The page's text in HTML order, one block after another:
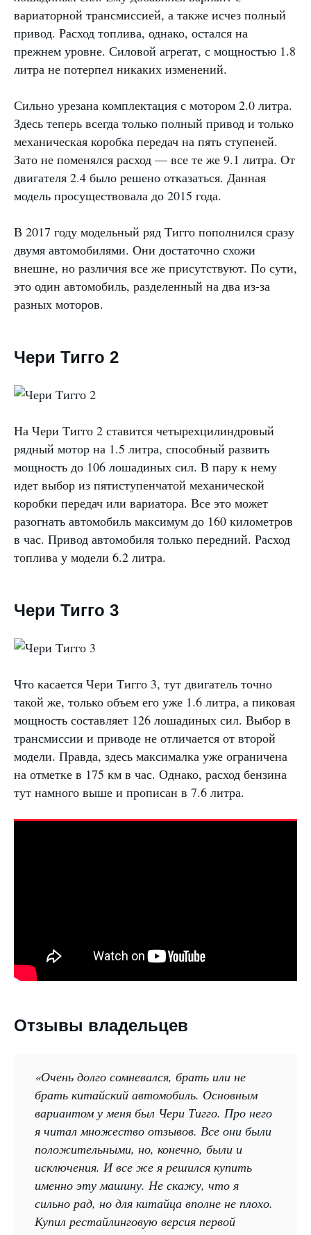
вариаторной трансмиссией, а также исчез полный
привод. Расход топлива, однако, остался на
прежнем уровне. Силовой агрегат, с мощностью 1.8
литра не потерпел никаких изменений.
Сильно урезана комплектация с мотором 2.0 литра.
Здесь теперь всегда только полный привод и только
механическая коробка передач на пять ступеней.
Зато не поменялся расход — все те же 9.1 литра. От
двигателя 2.4 было решено отказаться. Данная
модель просуществовала до 2015 года.
В 2017 году модельный ряд Тигго пополнился сразу
двумя автомобилями. Они достаточно схожи
внешне, но различия все же присутствуют. По сути,
это один автомобиль, разделенный на два из-за
разных моторов.
Чери Тигго 2
На Чери Тигго 2 ставится четырехцилиндровый
рядный мотор на 1.5 литра, способный развить
мощность до 106 лошадиных сил. В пару к нему
идет выбор из пятиступенчатой механической
коробки передач или вариатора. Все это может
разогнать автомобиль максимум до 160 километров
в час. Привод автомобиля только передний. Расход
топлива у модели 6.2 литра.
Чери Тигго 3
Что касается Чери Тигго 3, тут двигатель точно
такой же, только объем его уже 1.6 литра, а пиковая
мощность составляет 126 лошадиных сил. Выбор в
трансмиссии и приводе не отличается от второй
модели. Правда, здесь максималка уже ограничена
на отметке в 175 км в час. Однако, расход бензина
тут намного выше и прописан в 7.6 литра.
Отзывы владельцев
«Очень долго сомневался, брать или не
брать китайский автомобиль. Основным
вариантом у меня был Чери Тигго. Про него
я читал множество отзывов. Все они были
положительными, но, конечно, были и
исключения. И все же я решился купить
именно эту машину. Не скажу, что я
сильно рад, но для китайца вполне не плохо.
Купил рестайлинговую версия первой